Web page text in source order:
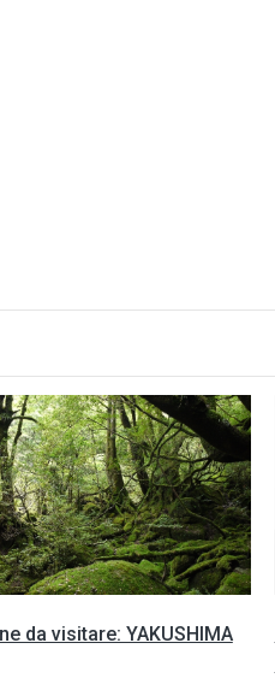
da visitare: YAKUSHIMA